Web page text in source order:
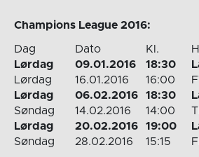
Champions League 2016:
Dag Dato Kl.
Lørdag
09.01.2016 18:30
Lørdag
16.01.2016 16:00
Lørdag
06.02.2016 18:30
Søndag
14.02.2016 14:00
Lørdag
20.02.2016 19:00
Søndag
28.02.2016 15:15